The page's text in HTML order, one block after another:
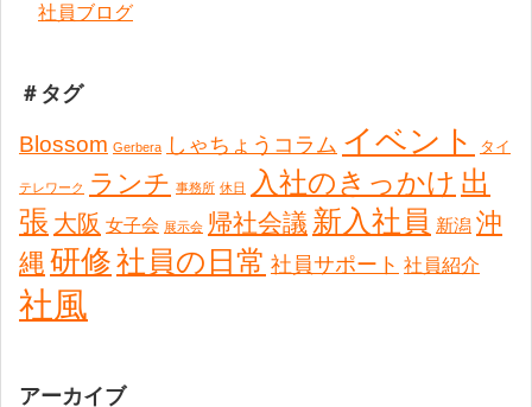
社員ブログ
＃タグ
Blossom Gerbera しゃちょうコラム イベント タイ
テレワーク ランチ 事務所 休日 入社のきっかけ 出
張 大阪 女子会 展示会 帰社会議 新入社員 新潟 沖
縄 研修社員の日常 社員サポート 社員紹介
社風
アーカイブ